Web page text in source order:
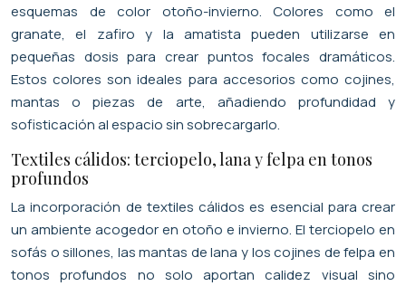
esquemas de color otoño-invierno. Colores como el
granate, el zafiro y la amatista pueden utilizarse en
pequeñas dosis para crear puntos focales dramáticos.
Estos colores son ideales para accesorios como cojines,
mantas o piezas de arte, añadiendo profundidad y
sofisticación al espacio sin sobrecargarlo.
Textiles cálidos: terciopelo, lana y felpa en tonos
profundos
La incorporación de textiles cálidos es esencial para crear
un ambiente acogedor en otoño e invierno. El terciopelo en
sofás o sillones, las mantas de lana y los cojines de felpa en
tonos profundos no solo aportan calidez visual sino